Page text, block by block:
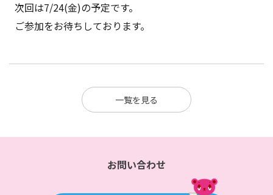
次回は7/24(金)の予定です。
ご参加をお待ちしております。
一覧を見る
お問い合わせ